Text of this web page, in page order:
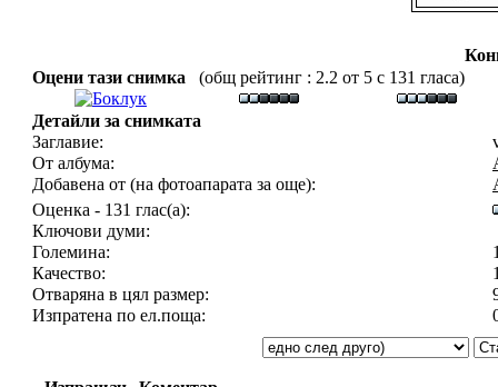
Оцени тази снимка
(общ рейтинг : 2.2 от 5 с 131 гласа)
Детайли за снимката
Заглавие:
От албума:
Добавена от (на фотоапарата за още):
Оценка - 131 глас(а):
Ключови думи:
Големина:
Качество:
Отваряна в цял размер:
Изпратена по ел.поща: